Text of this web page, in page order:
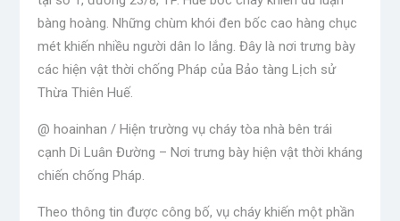
bàng hoàng. Những chùm khói đen bốc cao hàng chục
mét khiến nhiều người dân lo lắng. Đây là nơi trưng bày
các hiện vật thời chống Pháp của Bảo tàng Lịch sử
Thừa Thiên Huế.
@ hoainhan / Hiện trường vụ cháy tòa nhà bên trái
cạnh Di Luân Đường – Nơi trưng bày hiện vật thời kháng
chiến chống Pháp.
Theo thông tin được công bố, vụ cháy khiến một phần